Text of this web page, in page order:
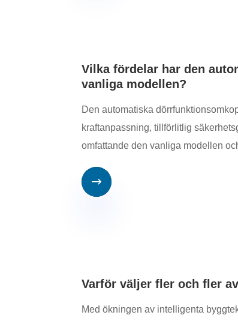
Vilka fördelar har den
vanliga modellen?
Den automatiska
kraftanpassning, tillförlitlig
omfattande den vanliga modellen

Varför väljer fler och fler
Med ökningen av intelligenta